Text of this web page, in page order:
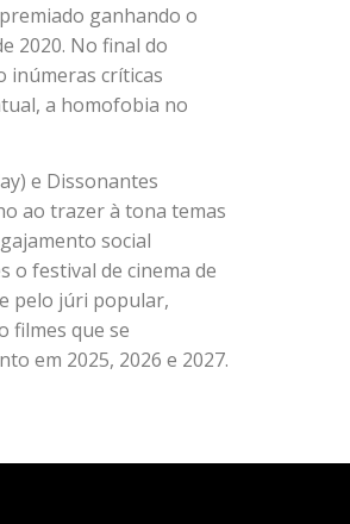
ganhando o
2020. No final do
inúmeras críticas
a homofobia no
e Dissonantes
ao trazer à tona temas
social
festival de cinema de
pelo júri popular,
filmes que se
em 2025, 2026 e 2027.